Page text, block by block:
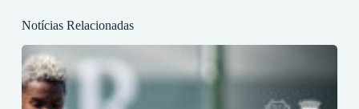
Notícias Relacionadas